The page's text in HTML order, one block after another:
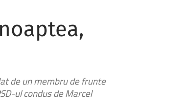
de un membru de frunte
ul condus de Marcel